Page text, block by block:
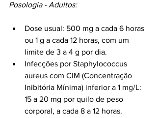
Posologia - Adultos:
Dose usual: 500 mg a cada 6 horas
ou 1 g a cada 12 horas, com um
limite de 3 a 4 g por dia.
Infecções por Staphylococcus
aureus com CIM (Concentração
Inibitória Mínima) inferior a 1 mg/L:
15 a 20 mg por quilo de peso
corporal, a cada 8 a 12 horas.